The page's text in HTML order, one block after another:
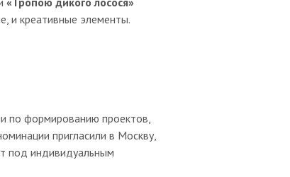
и креативные элементы.
по формированию проектов,
пригласили в Москву,
под индивидуальным